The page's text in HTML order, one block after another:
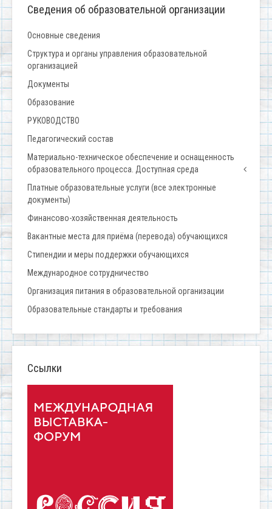
Сведения об образовательной организации
Основные сведения
Структура и органы управления образовательной
организацией
Документы
Образование
РУКОВОДСТВО
Педагогический состав
Материально-техническое обеспечение и оснащенность
образовательного процесса. Доступная среда
Платные образовательные услуги (все электронные
документы)
Финансово-хозяйственная деятельность
Вакантные места для приёма (перевода) обучающихся
Стипендии и меры поддержки обучающихся
Международное сотрудничество
Организация питания в образовательной организации
Образовательные стандарты и требования
Ссылки